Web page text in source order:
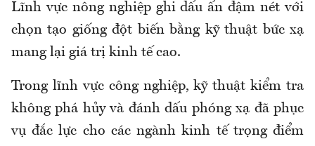
Lĩnh vực nông nghiệp ghi dấu ấn đậm nét với
chọn tạo giống đột biến bằng kỹ thuật bức xạ
mang lại giá trị kinh tế cao.
Trong lĩnh vực công nghiệp, kỹ thuật kiểm tra
không phá hủy và đánh dấu phóng xạ đã phục
vụ đắc lực cho các ngành kinh tế trọng điểm